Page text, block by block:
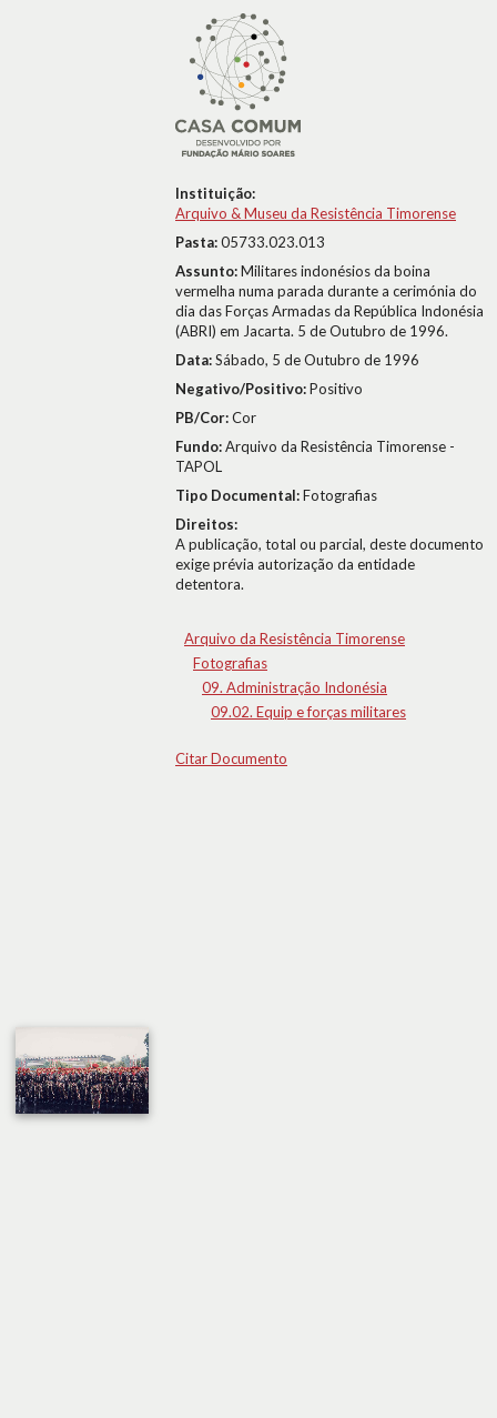
Instituição:
Arquivo & Museu da Resistência Timorense
Pasta:05733.023.013
Assunto:Militares indonésios da boina
vermelha numa parada durante a cerimónia do
dia das Forças Armadas da República Indonésia
(ABRI) em Jacarta. 5 de Outubro de 1996.
Data:Sábado, 5 de Outubro de 1996
Negativo/Positivo:Positivo
PB/Cor:Cor
Fundo:Arquivo da Resistência Timorense -
TAPOL
Tipo Documental:Fotografias
Direitos:
A publicação, total ou parcial, deste documento
exige prévia autorização da entidade
detentora.
Arquivo da Resistência Timorense
Fotografias
09. Administração Indonésia
09.02. Equip e forças militares
Citar Documento